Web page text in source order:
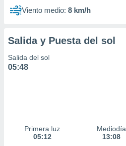
Viento medio: 8 km/h
Salida y Puesta del sol
Salida del sol
05:48
Primera luz
05:12
Mediodía
13:08